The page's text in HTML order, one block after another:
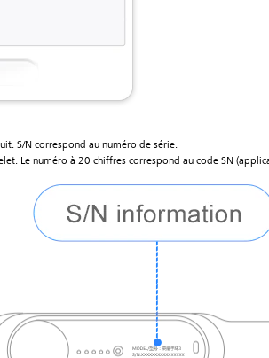
S/N correspond au numéro de série.
Le numéro à 20 chiffres correspond au code SN